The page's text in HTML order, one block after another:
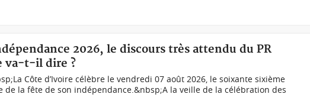
2026, le discours très attendu du PR
va-t-il dire ?
Côte d’Ivoire célèbre le vendredi 07 août 2026, le soixante sixième
de la fête de son indépendance.&nbsp;A la veille de la célébration des